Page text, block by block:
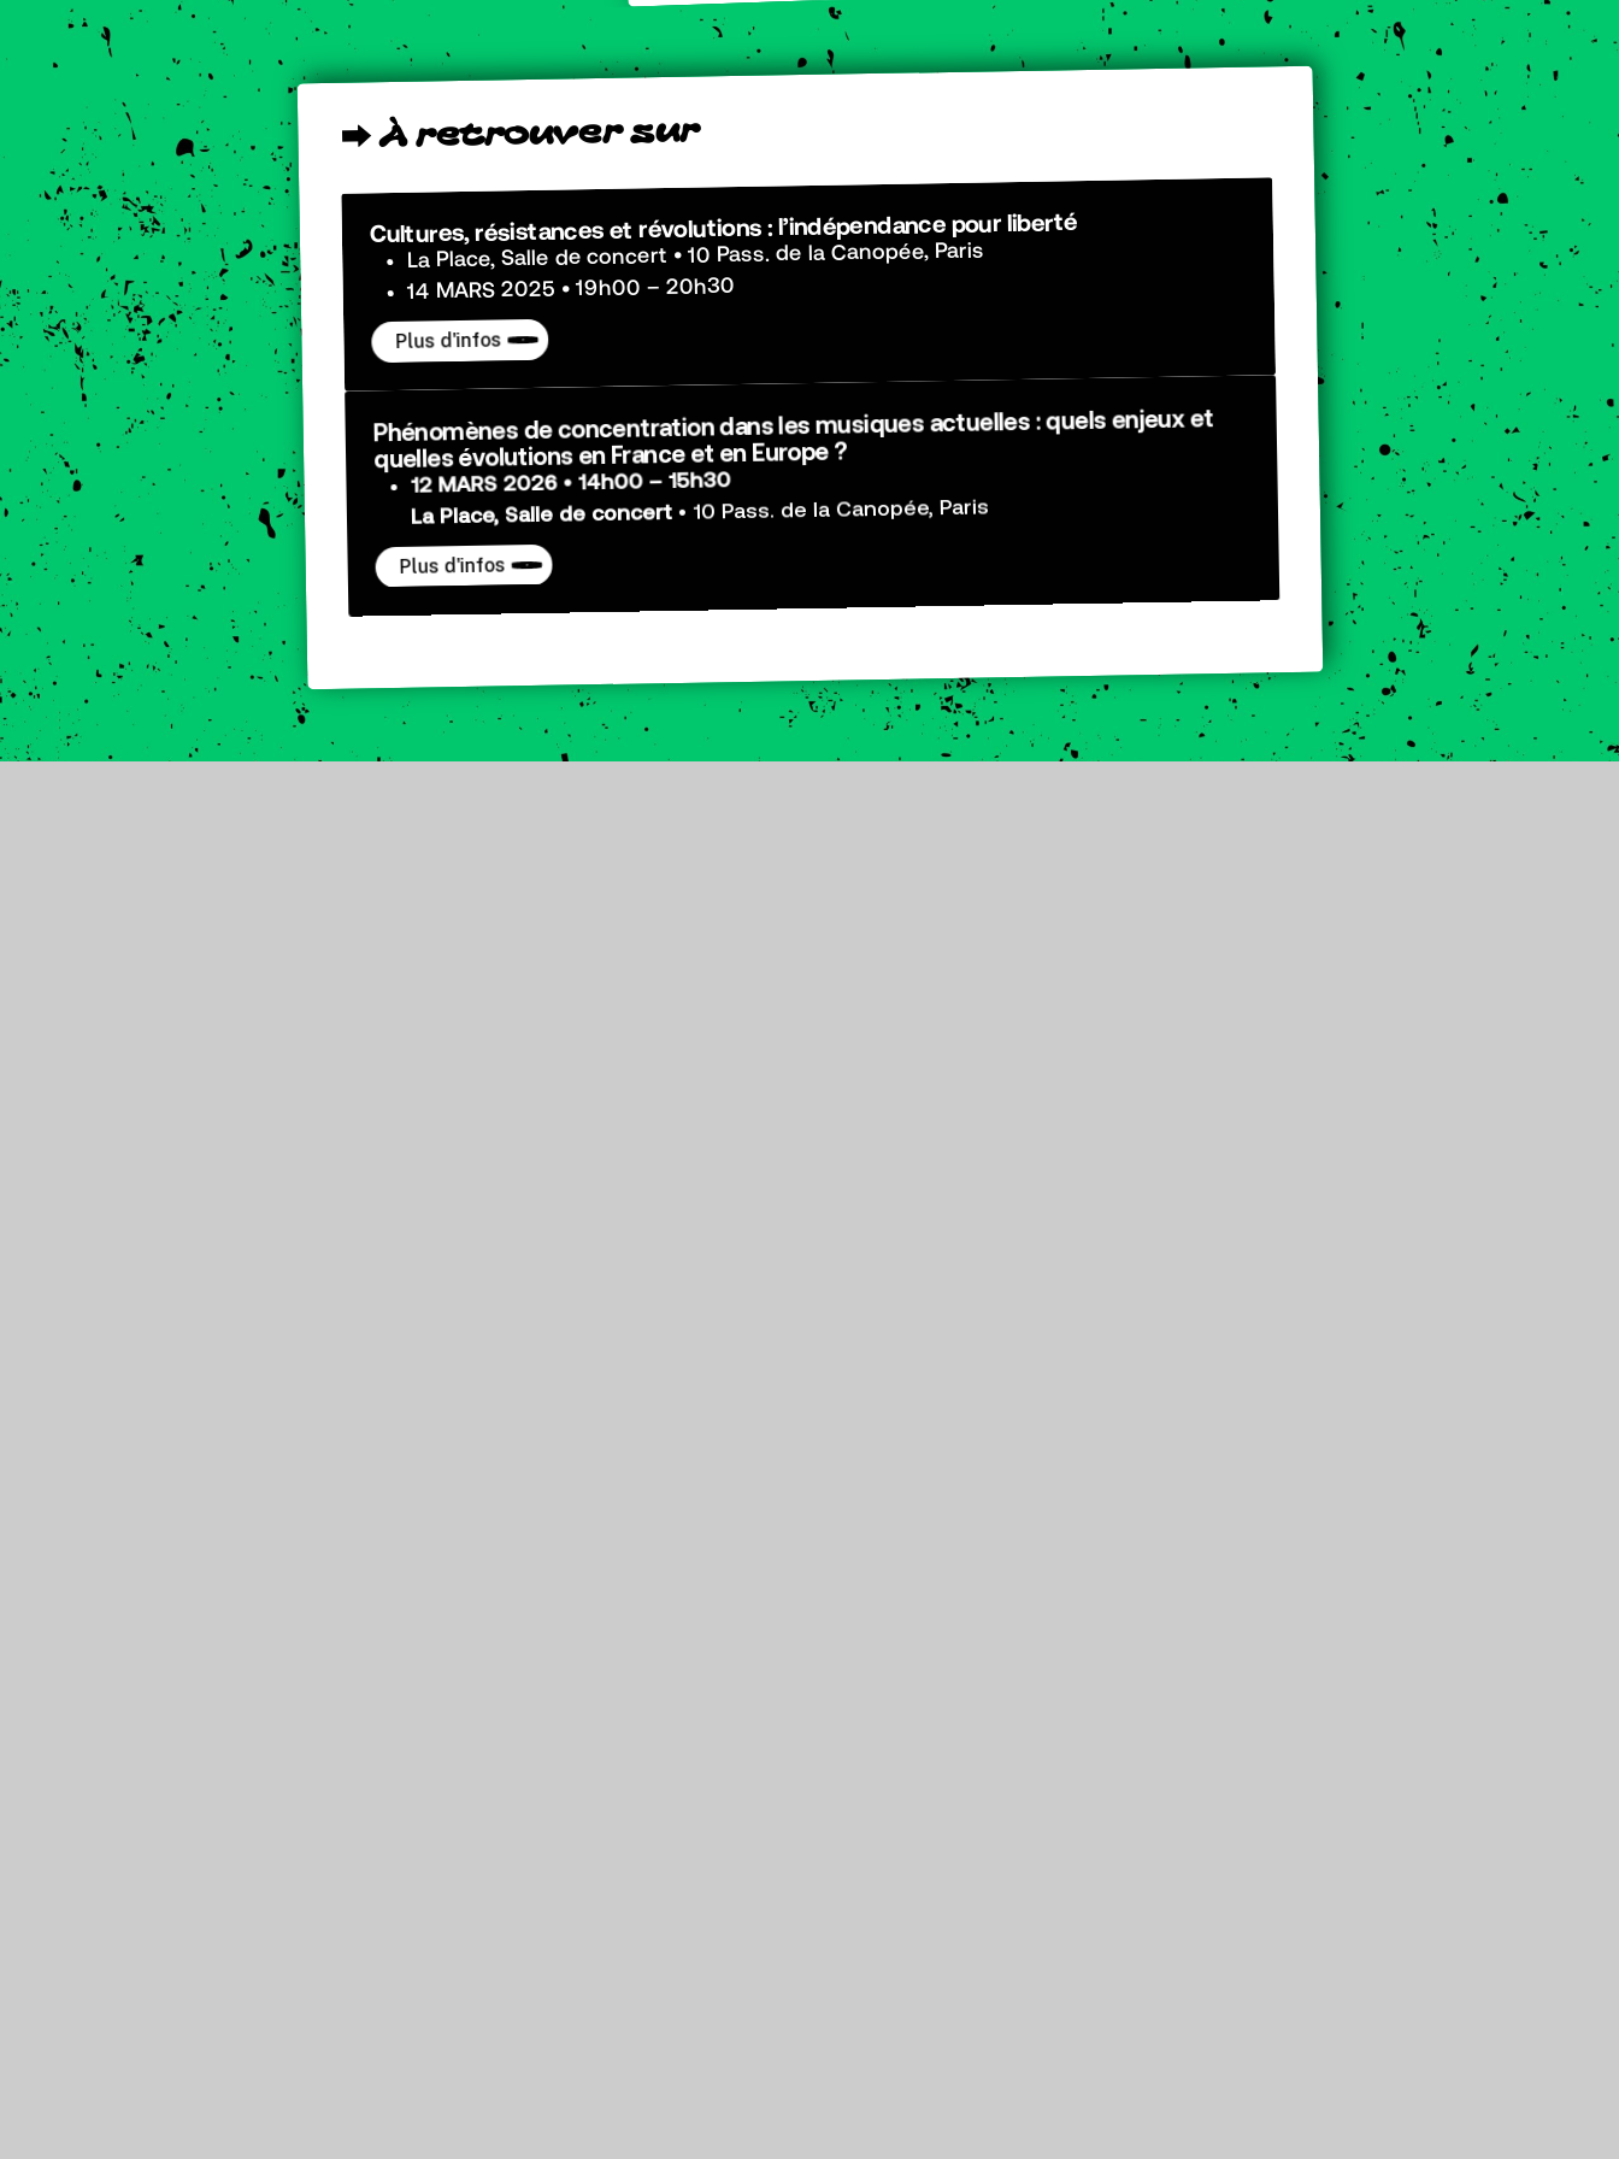
⮕ À retrouver sur
Cultures, résistances et révolutions : l’indépendance pour liberté
La Place, Salle de concert • 10 Pass. de la Canopée, Paris
14 MARS 2025 • 19h00 – 20h30
Plus d'infos
Phénomènes de concentration dans les musiques actuelles : quels enjeux et
quelles évolutions en France et en Europe ?
12 MARS 2026 • 14h00 – 15h30
La Place, Salle de concert • 10 Pass. de la Canopée, Paris
Plus d'infos